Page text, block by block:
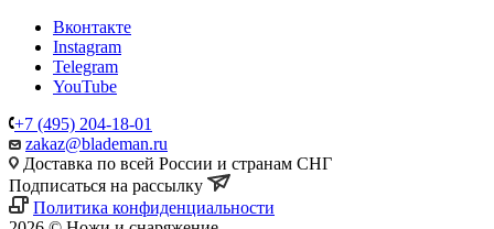
Вконтакте
Instagram
Telegram
YouTube
+7 (495) 204-18-01
zakaz@blademan.ru
Доставка по всей России и странам СНГ
Подписаться на рассылку
Политика конфиденциальности